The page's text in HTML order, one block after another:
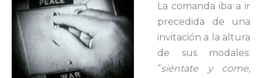
La comanda iba a ir
precedida de una
invitación a la altura
de sus modales:
“siéntate y come,